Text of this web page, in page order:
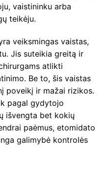
vaistininku arba
teikėju.
veiksmingas vaistas,
Jis suteikia greitą ir
atlikti
Be to, šis vaistas
poveikį ir mažai rizikos.
pagal gydytojo
išvengta bet kokių
paėmus, etomidato
galimybė kontrolės